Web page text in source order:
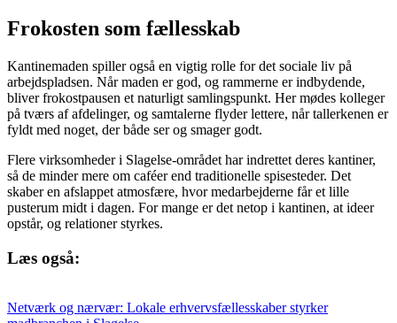
Frokosten som fællesskab
Kantinemaden spiller også en vigtig rolle for det sociale liv på
arbejdspladsen. Når maden er god, og rammerne er indbydende,
bliver frokostpausen et naturligt samlingspunkt. Her mødes kolleger
på tværs af afdelinger, og samtalerne flyder lettere, når tallerkenen er
fyldt med noget, der både ser og smager godt.
Flere virksomheder i Slagelse-området har indrettet deres kantiner,
så de minder mere om caféer end traditionelle spisesteder. Det
skaber en afslappet atmosfære, hvor medarbejderne får et lille
pusterum midt i dagen. For mange er det netop i kantinen, at ideer
opstår, og relationer styrkes.
Læs også:
Netværk og nærvær: Lokale erhvervsfællesskaber styrker